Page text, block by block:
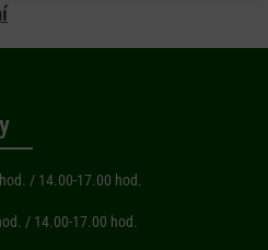
/ 14.00-17.00 hod.
/ 14.00-17.00 hod.